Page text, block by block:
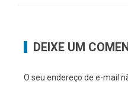
DEIXE UM
O seu endereço de e-mail